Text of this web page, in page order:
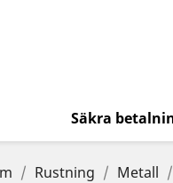
Säkra
Rustning Metall